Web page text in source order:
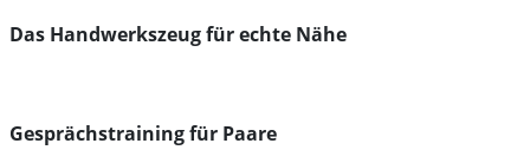
Das Handwerkszeug für echte Nähe
Gesprächstraining für Paare